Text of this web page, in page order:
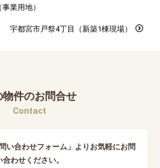
業用地）
宇都宮市戸祭4丁目（新築1棟現場）
物件のお問合せ
Contact
い合わせフォーム」よりお気軽にお問
合わせください。